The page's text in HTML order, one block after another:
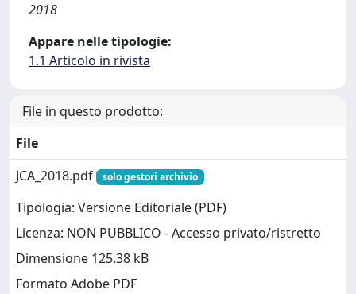
2018
Appare nelle tipologie:
1.1 Articolo in rivista
File in questo prodotto:
File
JCA_2018.pdf
solo gestori archivio
Tipologia: Versione Editoriale (PDF)
Licenza: NON PUBBLICO - Accesso privato/ristretto
Dimensione 125.38 kB
Formato Adobe PDF